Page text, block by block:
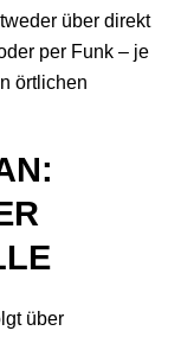
über direkt
per Funk – je
örtlichen
über